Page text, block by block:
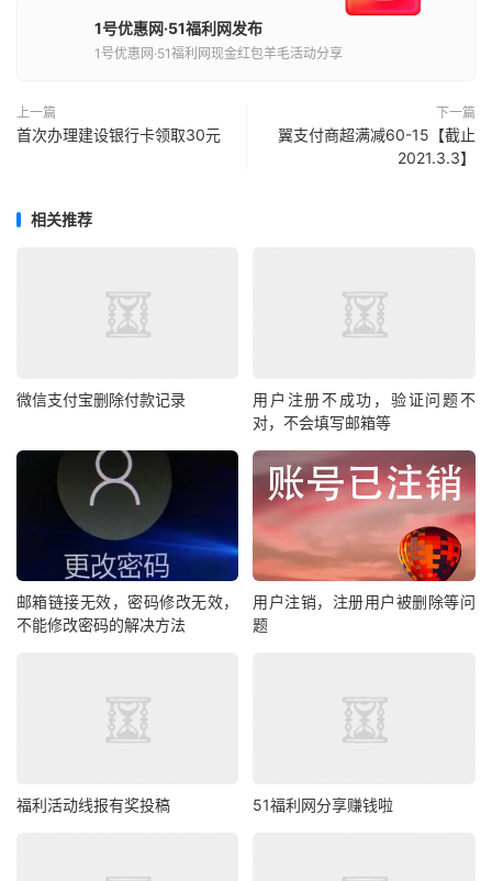
1号优惠网·51福利网发布
1号优惠网·51福利网现金红包羊毛活动分享
上一篇
首次办理建设银行卡领取30元
下一篇
翼支付商超满减60-15【截止
2021.3.3】
相关推荐
微信支付宝删除付款记录
用户注册不成功，验证问题不
对，不会填写邮箱等
邮箱链接无效，密码修改无效，
不能修改密码的解决方法
用户注销，注册用户被删除等问
题
福利活动线报有奖投稿 51福利网分享赚钱啦